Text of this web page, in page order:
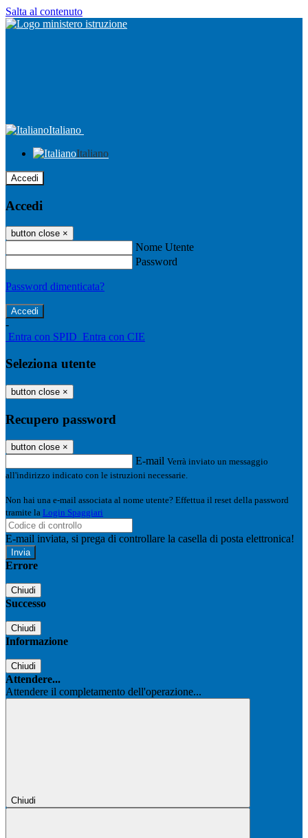
Salta al contenuto
Italiano
Italiano
Accedi
Accedi
button close ×
Nome Utente
Password
Password dimenticata?
-
Entra con SPID Entra con CIE
Seleziona utente
button close ×
Recupero password
button close ×
E-mail Verrà inviato un messaggio
all'indirizzo indicato con le istruzioni necessarie.
Non hai una e-mail associata al nome utente? Effettua il reset della password
tramite la Login Spaggiari
E-mail inviata, si prega di controllare la casella di posta elettronica!
Errore
Chiudi
Successo
Chiudi
Informazione
Chiudi
Attendere...
Attendere il completamento dell'operazione...
Chiudi